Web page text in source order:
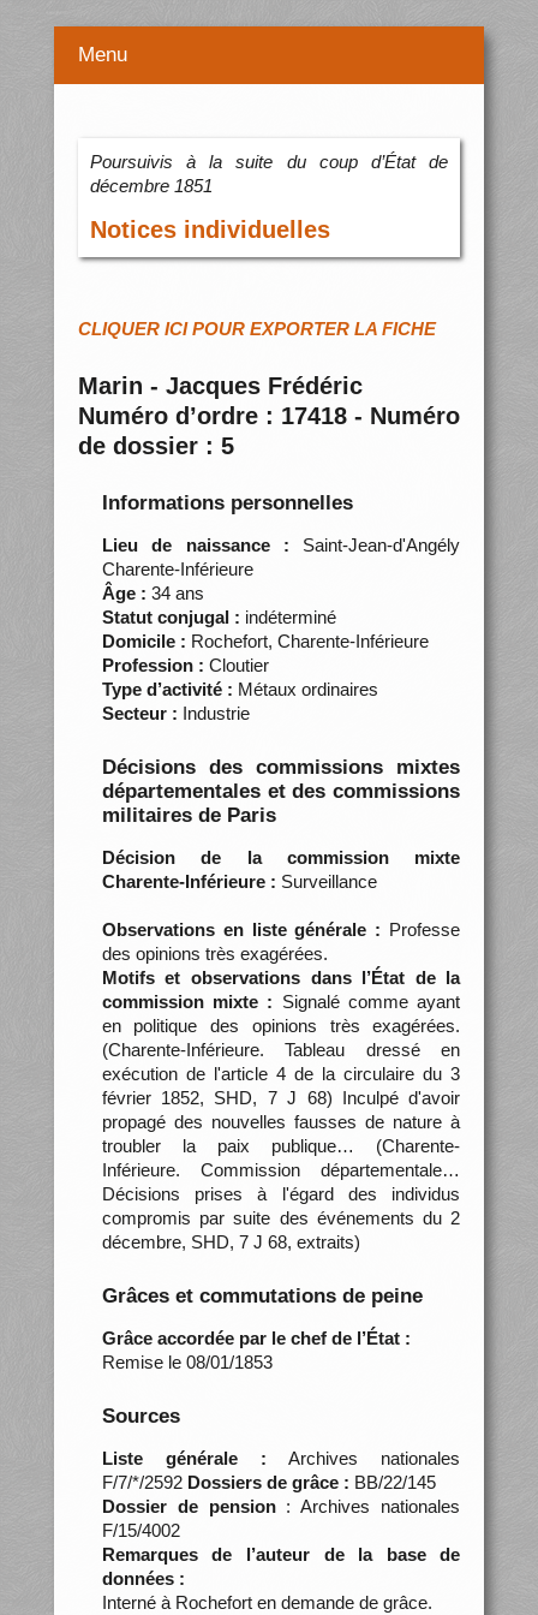
Menu
Poursuivis à la suite du coup d’État de
décembre 1851
Notices individuelles
CLIQUER ICI POUR EXPORTER LA FICHE
Marin - Jacques Frédéric
Numéro d’ordre : 17418 - Numéro
de dossier : 5
Informations personnelles
Lieu de naissance : Saint-Jean-d'Angély
Charente-Inférieure
Âge : 34 ans
Statut conjugal : indéterminé
Domicile : Rochefort, Charente-Inférieure
Profession : Cloutier
Type d’activité : Métaux ordinaires
Secteur : Industrie
Décisions des commissions mixtes
départementales et des commissions
militaires de Paris
Décision de la commission mixte
Charente-Inférieure : Surveillance
Observations en liste générale : Professe
des opinions très exagérées.
Motifs et observations dans l’État de la
commission mixte : Signalé comme ayant
en politique des opinions très exagérées.
(Charente-Inférieure. Tableau dressé en
exécution de l'article 4 de la circulaire du 3
février 1852, SHD, 7 J 68) Inculpé d'avoir
propagé des nouvelles fausses de nature à
troubler la paix publique… (Charente-
Inférieure. Commission départementale…
Décisions prises à l'égard des individus
compromis par suite des événements du 2
décembre, SHD, 7 J 68, extraits)
Grâces et commutations de peine
Grâce accordée par le chef de l’État :
Remise le 08/01/1853
Sources
Liste générale : Archives nationales
F/7/*/2592 Dossiers de grâce : BB/22/145
Dossier de pension: Archives nationales
F/15/4002
Remarques de l’auteur de la base de
données :
Interné à Rochefort en demande de grâce.